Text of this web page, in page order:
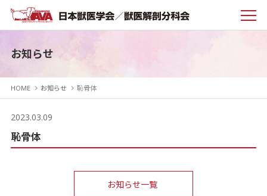
お知らせ
HOME お知らせ 恥骨体
2023.03.09
恥骨体
お知らせ一覧